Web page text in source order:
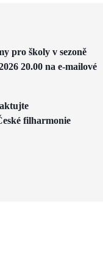
pro školy v sezoně
20.00 na e-mailové
filharmonie